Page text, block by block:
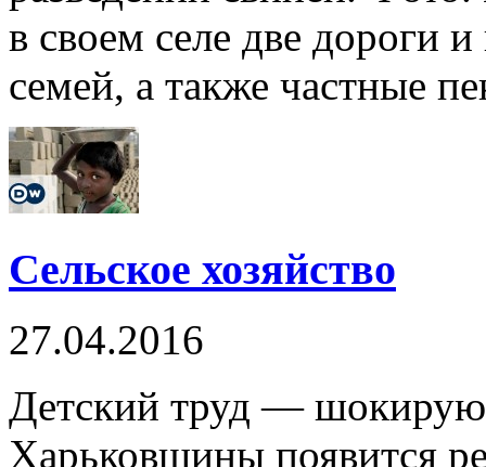
в своем селе две дороги
семей, а также частные
Сельское хозяйство
27.04.2016
Детский труд —
Харьковщины появится